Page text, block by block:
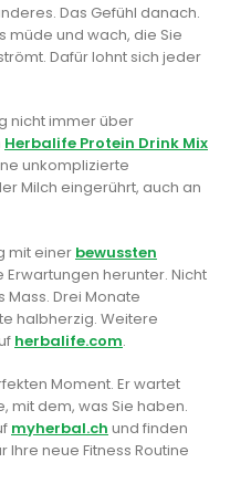
Das Gefühl danach.
müde und wach, die Sie
Dafür lohnt sich jeder
nicht immer über
Herbalife Protein Drink Mix
unkomplizierte
Milch eingerührt, auch an
mit einer bewussten
herunter. Nicht
Drei Monate
halbherzig. Weitere
herbalife.com.
Moment. Er wartet
mit dem, was Sie haben.
myherbal.ch und finden
Ihre neue Fitness Routine